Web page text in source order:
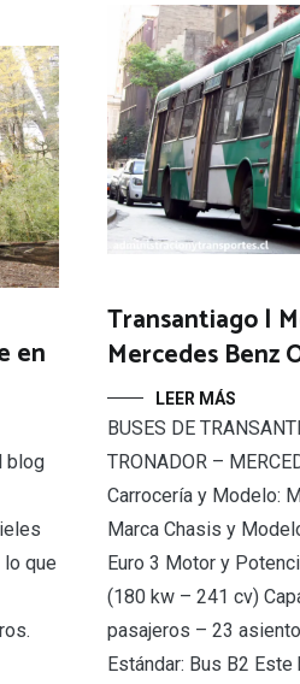
Transantiago |
Mercedes Benz
LEER MÁS
BUSES DE
TRONADOR –
Carrocería y Modelo:
Marca Chasis y
Euro 3 Motor y
(180 kw – 241 cv)
pasajeros – 23
Estándar: Bus B2 Este
en
blog
que